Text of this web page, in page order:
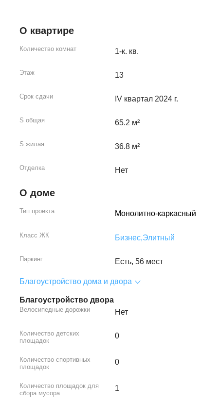
О квартире
Количество комнат 1-к. кв.
Этаж 13
Срок сдачи IV квартал 2024 г.
S общая 65.2 м²
S жилая 36.8 м²
Отделка Нет
О доме
Тип проекта Монолитно-каркасный
Класс ЖК Бизнес,Элитный
Паркинг Есть, 56 мест
Благоустройство дома и двора
Благоустройство двора
Велосипедные дорожки Нет
Количество детских
площадок
0
Количество спортивных
площадок
0
Количество площадок для
сбора мусора
1